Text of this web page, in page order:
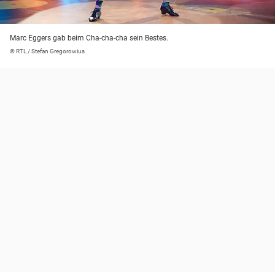
Marc Eggers gab beim Cha-cha-cha sein Bestes.
© RTL / Stefan Gregorowius